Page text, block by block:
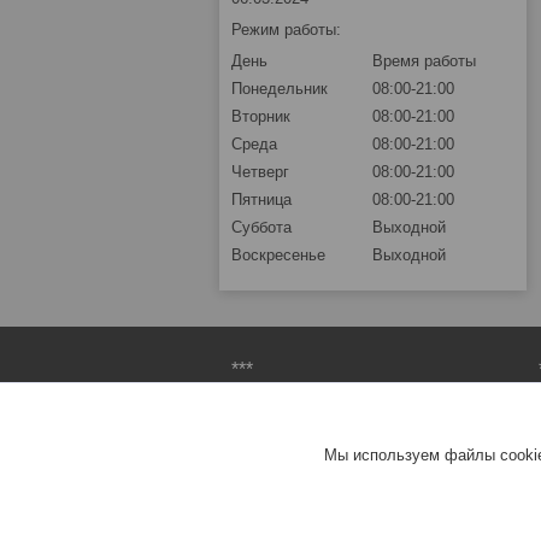
Режим работы:
День
Время работы
Понедельник
08:00-21:00
Вторник
08:00-21:00
Среда
08:00-21:00
Четверг
08:00-21:00
Пятница
08:00-21:00
Суббота
Выходной
Воскресенье
Выходной
***
Мы используем файлы